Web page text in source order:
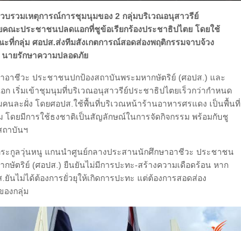
บรวมเหตุการณ์การชุมนุมของ 2 กลุ่มบริเวณอนุสาวรีย์
ณะประชาชนปลดแอกที่ชูข้อเรียกร้องประชาธิปไตย โดยใช้
ที่กลุ่ม ศอปส.ส่งทีมสังเกตการณ์สอดส่องพฤติกรรมจาบจ้วง
นายรักษาความปลอดภัย
อาชีวะ ประชาชนปกป้องสถาบันพระมหากษัตริย์ (ศอปส.) และ
เริ่มเข้าชุมนุมที่บริเวณอนุสาวรีย์ประชาธิปไตยเร็วกว่ากำหนด
นละฝั่ง โดยศอปส.ใช้พื้นที่บริเวณหน้าร้านอาหารศรแดง เป็นพื้นที่
โดยมีการใช้ธงชาติเป็นสัญลักษณ์ในการจัดกิจกรรม พร้อมกับชู
ถาบันฯ
ระกูลวุ่นหนู แกนนำศูนย์กลางประสานนักศึกษาอาชีวะ ประชาชน
กษัตริย์ (ศอปส.) ยืนยันไม่มีการปะทะ-สร้างความเดือดร้อน หาก
นไม่ได้ต้องการยั่วยุให้เกิดการปะทะ แต่ต้องการสอดส่อง
องกลุ่ม